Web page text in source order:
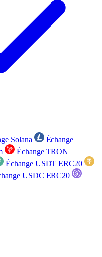
Solana
Échange
Échange TRON
Échange USDT ERC20
USDC ERC20